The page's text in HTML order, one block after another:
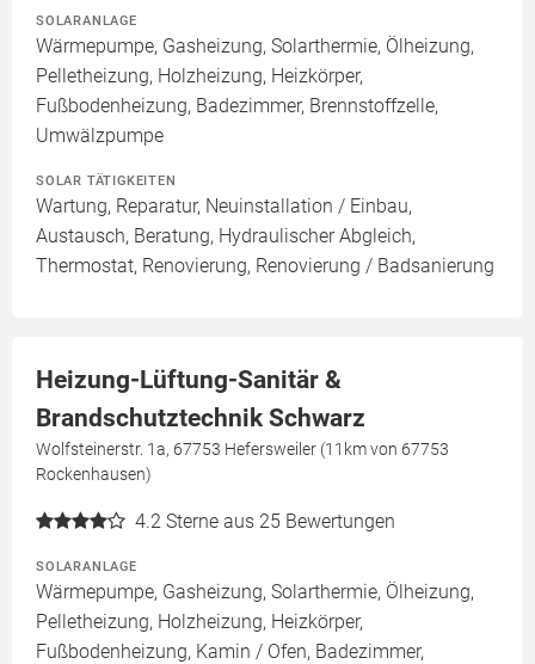
SOLARANLAGE
Wärmepumpe, Gasheizung, Solarthermie, Ölheizung,
Pelletheizung, Holzheizung, Heizkörper,
Fußbodenheizung, Badezimmer, Brennstoffzelle,
Umwälzpumpe
SOLAR TÄTIGKEITEN
Wartung, Reparatur, Neuinstallation / Einbau,
Austausch, Beratung, Hydraulischer Abgleich,
Thermostat, Renovierung, Renovierung / Badsanierung
Heizung-Lüftung-Sanitär &
Brandschutztechnik Schwarz
Wolfsteinerstr. 1a, 67753 Hefersweiler (11km von 67753
Rockenhausen)
4.2 Sterne aus 25 Bewertungen
SOLARANLAGE
Wärmepumpe, Gasheizung, Solarthermie, Ölheizung,
Pelletheizung, Holzheizung, Heizkörper,
Fußbodenheizung, Kamin / Ofen, Badezimmer,